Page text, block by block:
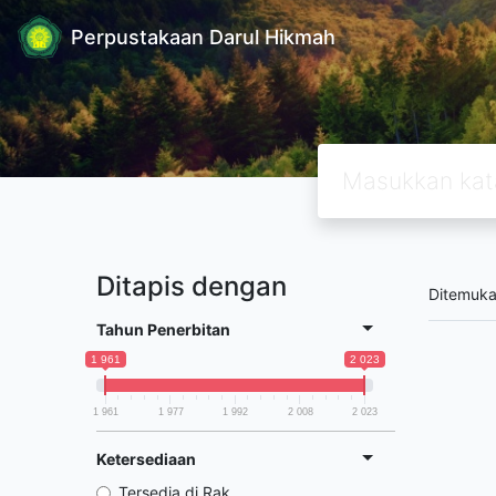
Perpustakaan Darul Hikmah
Ditapis dengan
Tahun Penerbitan
1 961 2 023
1 961 1 977 1 992 2 008 2 023
Ketersediaan
Tersedia di Rak